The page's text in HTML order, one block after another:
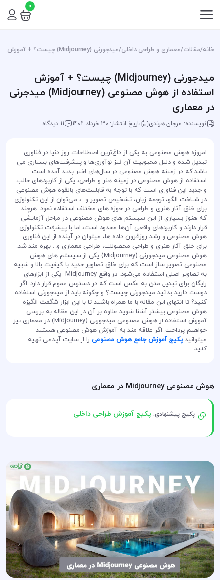
0
خانه/مقالات/معماری و طراحی داخلی/میدجورنی (Midjourney) چیست؟ + آموزش استفاده از هوش مصنوعی (Midjourney) میدجرنی در معماری
میدجورنی (Midjourney) چیست؟ + آموزش
استفاده از هوش مصنوعی (Midjourney) میدجرنی
در معماری
نویسنده: مرجان هرندی تاریخ انتشار: 30 خرداد 1402 11 دیدگاه
امروزه هوش مصنوعی به یکی از داغ‌ترین اصطلاحات روز دنیا در فناوری
تبدیل شده و دلیل محبوبیت آن نیز نوآوری‌ها و پیشرفت‌های بسیاری می
باشد که در زمینه هوش مصنوعی در سال‌های اخیر پدید آمده است.
استفاده از هوش مصنوعی در زمینه هنر و طراحی، یکی از کاربردهای جالب
و جدید این فناوری است که با توجه به قابلیت‌های بالقوه هوش مصنوعی
در شناخت الگو، ترجمه زبان، تشخیص تصویر و...، می‌توان از این تکنولوژی
برای خلق آثار هنری و طراحی در حوزه های مختلف استفاده نمود. هرچند
که هنوز بسیاری از این سیستم های هوش مصنوعی در مراحل آزمایشی
قرار دارند و کاربردهای واقعی آن‌ها محدود است، اما با پیشرفت تکنولوژی
هوش مصنوعی و رشد روزافزون داده ها، میتوان در آینده از این فناوری
برای خلق آثار هنری و طراحی محصولات، طراحی معماری و... بهره مند شد.
هوش مصنوعی میدجورنی (Midjourney) یکی از سیستم های هوش
مصنوعی تصویر ساز است که برای خلق تصاویر جدید با کیفیت بالا و شبیه
به تصاویر اصلی استفاده می‌شود. در واقع Midjourney یکی از ابزارهای
رایگان برای تبدیل متن به عکس است که در دسترس عموم قرار دارد. اگر
دوست دارید بدانید میدجورنی چیست؟ و چگونه باید از میدجورنی استفاده
کنید؟ تا انتهای این مقاله با ما همراه باشید تا با این ابزار شگفت انگیزه
هوش مصنوعی بیشتر آشنا شوید علاوه بر آن در این مقاله به بررسی
آموزش استفاده از هوش مصنوعی میدجورنی (Midjourney) در معماری نیز
خواهیم پرداخت. اگر علاقه مند به آموزش هوش مصنوعی هستید
میتوانیدپکیج آموزش جامع هوش مصنوعی را از سایت آپادمی تهیه
کنید.
هوش مصنوعی Midjourney در معماری
پکیج پیشنهادی: پکیج آموزش طراحی داخلی